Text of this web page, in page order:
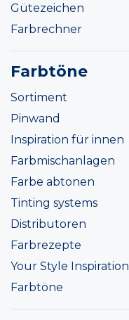
Gütezeichen
Farbrechner
Farbtöne
Sortiment
Pinwand
Inspiration für innen
Farbmischanlagen
Farbe abtonen
Tinting systems
Distributoren
Farbrezepte
Your Style Inspiration
Farbtöne